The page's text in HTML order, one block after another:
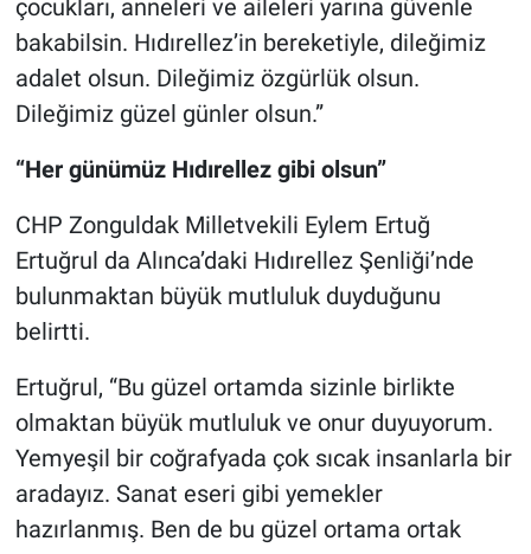
çocukları, anneleri ve aileleri yarına güvenle
bakabilsin. Hıdırellez’in bereketiyle, dileğimiz
adalet olsun. Dileğimiz özgürlük olsun.
Dileğimiz güzel günler olsun.”
“Her günümüz Hıdırellez gibi olsun”
CHP Zonguldak Milletvekili Eylem Ertuğ
Ertuğrul da Alınca’daki Hıdırellez Şenliği’nde
bulunmaktan büyük mutluluk duyduğunu
belirtti.
Ertuğrul, “Bu güzel ortamda sizinle birlikte
olmaktan büyük mutluluk ve onur duyuyorum.
Yemyeşil bir coğrafyada çok sıcak insanlarla bir
aradayız. Sanat eseri gibi yemekler
hazırlanmış. Ben de bu güzel ortama ortak